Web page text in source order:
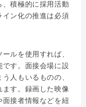
積極的に採用活動
イン化の推進は必須
ルを使用すれば、
です。面接会場に設
人もいるものの、
ます。録画した映像
面接者情報などを紐